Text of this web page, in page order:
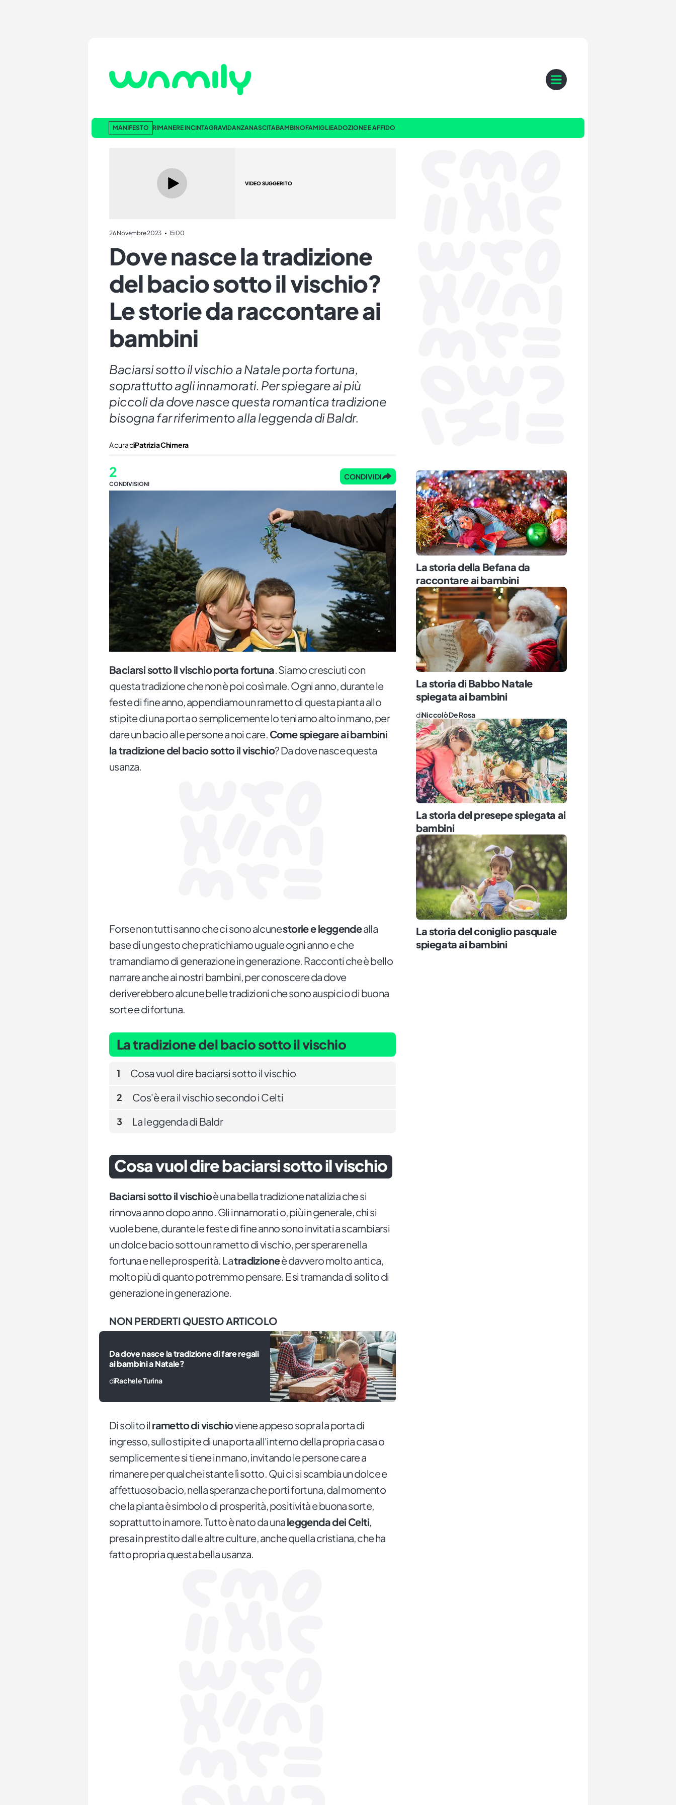
MANIFESTO RIMANERE INCINTAGRAVIDANZANASCITABAMBINOFAMIGLIEADOZIONE E AFFIDO
VIDEO SUGGERITO
26 Novembre 2023 15:00
Dove nasce la tradizione
del bacio sotto il vischio?
Le storie da raccontare ai
bambini
Baciarsi sotto il vischio a Natale porta fortuna,
soprattutto agli innamorati. Per spiegare ai più
piccoli da dove nasce questa romantica tradizione
bisogna far riferimento alla leggenda di Baldr.
A cura diPatrizia Chimera
2
CONDIVISIONI
CONDIVIDI
Baciarsi sotto il vischio porta fortuna. Siamo cresciuti con
questa tradizione che non è poi così male. Ogni anno, durante le
feste di fine anno, appendiamo un rametto di questa pianta allo
stipite di una porta o semplicemente lo teniamo alto in mano, per
dare un bacio alle persone a noi care. Come spiegare ai bambini
la tradizione del bacio sotto il vischio? Da dove nasce questa
usanza.
Forse non tutti sanno che ci sono alcunestorie e leggendealla
base di un gesto che pratichiamo uguale ogni anno e che
tramandiamo di generazione in generazione. Racconti che è bello
narrare anche ai nostri bambini, per conoscere da dove
deriverebbero alcune belle tradizioni che sono auspicio di buona
sorte e di fortuna.
La tradizione del bacio sotto il vischio
1 Cosa vuol dire baciarsi sotto il vischio
2 Cos'è era il vischio secondo i Celti
3 La leggenda di Baldr
Cosa vuol dire baciarsi sotto il vischio
Baciarsi sotto il vischioè una bella tradizione natalizia che si
rinnova anno dopo anno. Gli innamorati o, più in generale, chi si
vuole bene, durante le feste di fine anno sono invitati a scambiarsi
un dolce bacio sotto un rametto di vischio, per sperare nella
fortuna e nelle prosperità. Latradizioneè davvero molto antica,
molto più di quanto potremmo pensare. E si tramanda di solito di
generazione in generazione.
NON PERDERTI QUESTO ARTICOLO
Da dove nasce la tradizione di fare regali
ai bambini a Natale?
diRachele Turina
Di solito il rametto di vischioviene appeso sopra la porta di
ingresso, sullo stipite di una porta all'interno della propria casa o
semplicemente si tiene in mano, invitando le persone care a
rimanere per qualche istante lì sotto. Qui ci si scambia un dolce e
affettuoso bacio, nella speranza che porti fortuna, dal momento
che la pianta è simbolo di prosperità, positività e buona sorte,
soprattutto in amore. Tutto è nato da unaleggenda dei Celti,
presa in prestito dalle altre culture, anche quella cristiana, che ha
fatto propria questa bella usanza.
La storia della Befana da
raccontare ai bambini
La storia di Babbo Natale
spiegata ai bambini
diNiccolò De Rosa
La storia del presepe spiegata ai
bambini
La storia del coniglio pasquale
spiegata ai bambini